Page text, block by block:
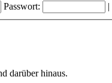
Passwort: |
darüber hinaus.